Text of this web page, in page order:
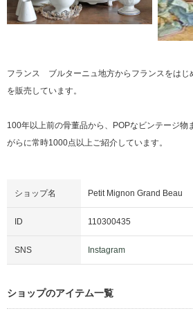
フランス ブルターニュ地方からフランスをはじ
を販売しています。
100年以上前の骨董品から、POPなビンテージ物
がらに常時1000点以上ご紹介しています。
ショップ名 Petit Mignon Grand Beau
ID 110300435
SNS Instagram
ショップのアイテム一覧